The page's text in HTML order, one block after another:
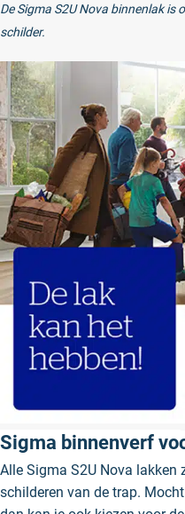
De Sigma S2U Nova binnenlak is
schilder.
Sigma binnenverf
Alle Sigma S2U Nova lakken
schilderen van de trap.